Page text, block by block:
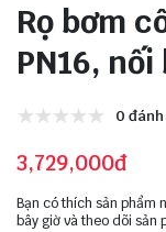
Rọ bơm
PN16,
0
3,729,000đ
Bạn có thích sản phẩm
bây giờ và theo dõi sản